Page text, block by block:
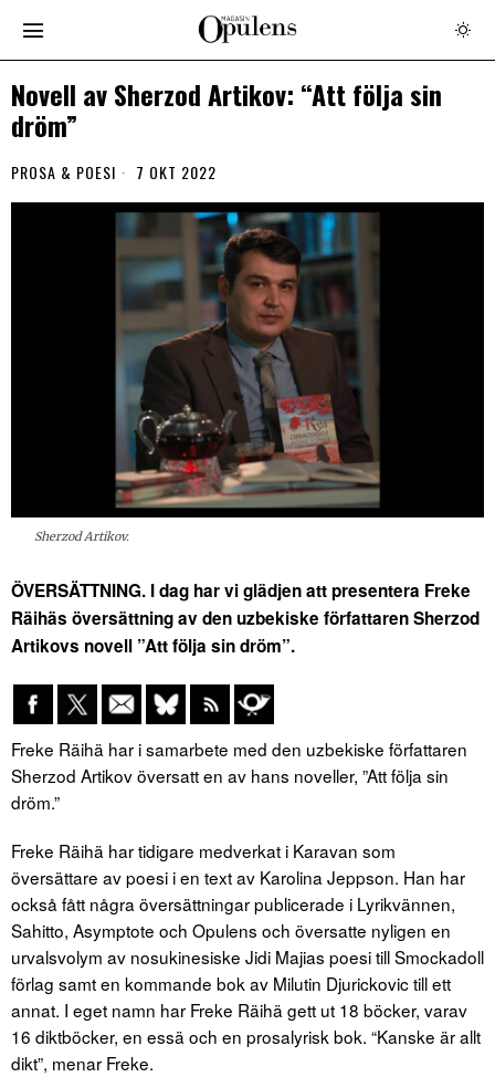
Novell av Sherzod Artikov: “Att följa sin
dröm”
PROSA & POESI 7 OKT 2022
Sherzod Artikov.
ÖVERSÄTTNING. I dag har vi glädjen att presentera Freke
Räihäs översättning av den uzbekiske författaren Sherzod
Artikovs novell ”Att följa sin dröm”.
Freke Räihä har i samarbete med den uzbekiske författaren
Sherzod Artikov översatt en av hans noveller, ”Att följa sin
dröm.”
Freke Räihä har tidigare medverkat i Karavan som
översättare av poesi i en text av Karolina Jeppson. Han har
också fått några översättningar publicerade i Lyrikvännen,
Sahitto, Asymptote och Opulens och översatte nyligen en
urvalsvolym av nosukinesiske Jidi Majias poesi till Smockadoll
förlag samt en kommande bok av Milutin Djurickovic till ett
annat. I eget namn har Freke Räihä gett ut 18 böcker, varav
16 diktböcker, en essä och en prosalyrisk bok. “Kanske är allt
dikt”, menar Freke.